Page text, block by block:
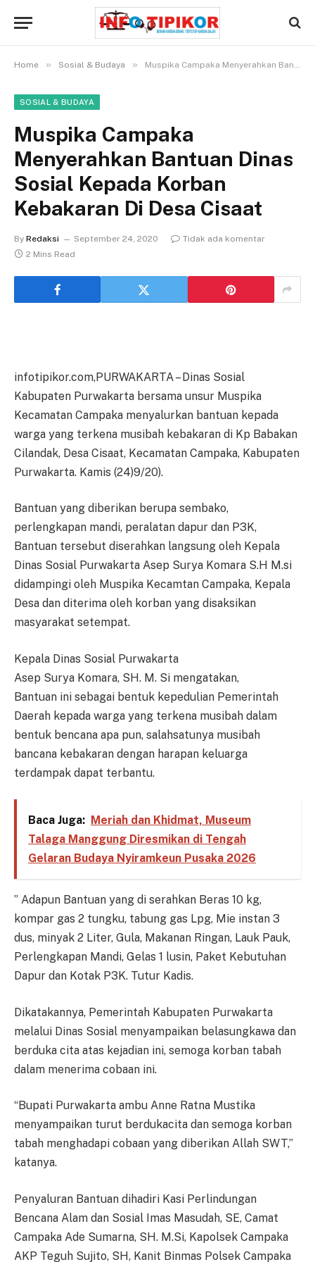
Home » Sosial & Budaya » Muspika Campaka Menyerahkan Bantuan Dinas Sosial Kepada Korban Kebakaran Di Desa Cisaat
SOSIAL & BUDAYA
Muspika Campaka
Menyerahkan Bantuan Dinas
Sosial Kepada Korban
Kebakaran Di Desa Cisaat
By Redaksi September 24, 2020
Tidak ada komentar
2 Mins Read
infotipikor.com,PURWAKARTA – Dinas Sosial
Kabupaten Purwakarta bersama unsur Muspika
Kecamatan Campaka menyalurkan bantuan kepada
warga yang terkena musibah kebakaran di Kp Babakan
Cilandak, Desa Cisaat, Kecamatan Campaka, Kabupaten
Purwakarta. Kamis (24)9/20).
Bantuan yang diberikan berupa sembako,
perlengkapan mandi, peralatan dapur dan P3K,
Bantuan tersebut diserahkan langsung oleh Kepala
Dinas Sosial Purwakarta Asep Surya Komara S.H M.si
didampingi oleh Muspika Kecamtan Campaka, Kepala
Desa dan diterima oleh korban yang disaksikan
masyarakat setempat.
Kepala Dinas Sosial Purwakarta
Asep Surya Komara, SH. M. Si mengatakan,
Bantuan ini sebagai bentuk kepedulian Pemerintah
Daerah kepada warga yang terkena musibah dalam
bentuk bencana apa pun, salahsatunya musibah
bancana kebakaran dengan harapan keluarga
terdampak dapat terbantu.
Baca Juga: Meriah dan Khidmat, Museum
Talaga Manggung Diresmikan di Tengah
Gelaran Budaya Nyiramkeun Pusaka 2026
” Adapun Bantuan yang di serahkan Beras 10 kg,
kompar gas 2 tungku, tabung gas Lpg, Mie instan 3
dus, minyak 2 Liter, Gula, Makanan Ringan, Lauk Pauk,
Perlengkapan Mandi, Gelas 1 lusin, Paket Kebutuhan
Dapur dan Kotak P3K. Tutur Kadis.
Dikatakannya, Pemerintah Kabupaten Purwakarta
melalui Dinas Sosial menyampaikan belasungkawa dan
berduka cita atas kejadian ini, semoga korban tabah
dalam menerima cobaan ini.
“Bupati Purwakarta ambu Anne Ratna Mustika
menyampaikan turut berdukacita dan semoga korban
tabah menghadapi cobaan yang diberikan Allah SWT,”
katanya.
Penyaluran Bantuan dihadiri Kasi Perlindungan
Bencana Alam dan Sosial Imas Masudah, SE, Camat
Campaka Ade Sumarna, SH. M.Si, Kapolsek Campaka
AKP Teguh Sujito, SH, Kanit Binmas Polsek Campaka